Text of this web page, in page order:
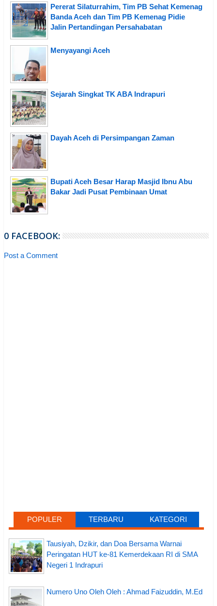
Pererat Silaturrahim, Tim PB Sehat Kemenag
Banda Aceh dan Tim PB Kemenag Pidie
Jalin Pertandingan Persahabatan
Menyayangi Aceh
Sejarah Singkat TK ABA Indrapuri
Dayah Aceh di Persimpangan Zaman
Bupati Aceh Besar Harap Masjid Ibnu Abu
Bakar Jadi Pusat Pembinaan Umat
0 FACEBOOK:
Post a Comment
POPULER TERBARU KATEGORI
Tausiyah, Dzikir, dan Doa Bersama Warnai
Peringatan HUT ke-81 Kemerdekaan RI di SMA
Negeri 1 Indrapuri
Numero Uno Oleh Oleh : Ahmad Faizuddin, M.Ed